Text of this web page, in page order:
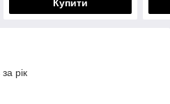
Купити
рік